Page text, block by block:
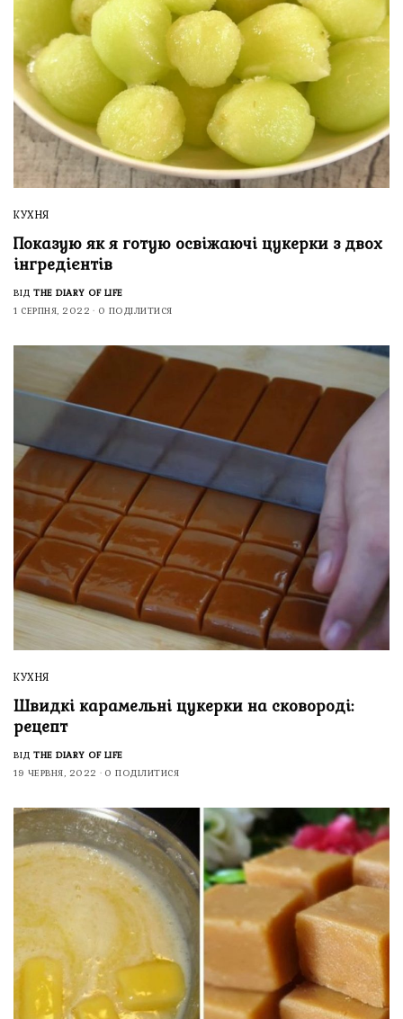
КУХНЯ
Показую як я готую освіжаючі цукерки з двох
інгредієнтів
ВІД THE DIARY OF LIFE
1 СЕРПНЯ, 2022
0 ПОДІЛИТИСЯ
КУХНЯ
Швидкі карамельні цукерки на сковороді:
рецепт
ВІД THE DIARY OF LIFE
19 ЧЕРВНЯ, 2022
0 ПОДІЛИТИСЯ